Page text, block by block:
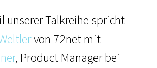
unserer Talkreihe spricht
von 72net mit
, Product Manager bei